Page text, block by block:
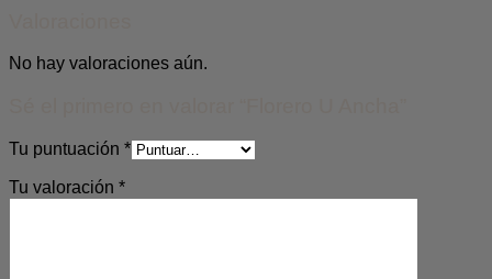
No hay valoraciones aún.
Tu puntuación *
Tu valoración *